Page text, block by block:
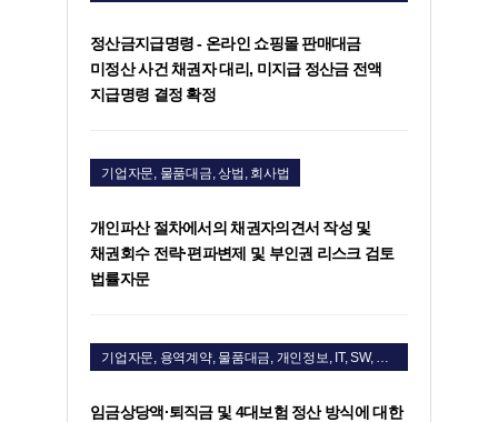
정산금지급명령 - 온라인 쇼핑몰 판매대금
미정산 사건 채권자 대리, 미지급 정산금 전액
지급명령 결정 확정
기업자문, 물품대금, 상법, 회사법
개인파산 절차에서의 채권자의견서 작성 및
채권회수 전략·편파변제 및 부인권 리스크 검토
법률자문
기업자문, 용역계약, 물품대금, 개인정보, IT, SW, 지식재산권
임금상당액·퇴직금 및 4대보험 정산 방식에 대한